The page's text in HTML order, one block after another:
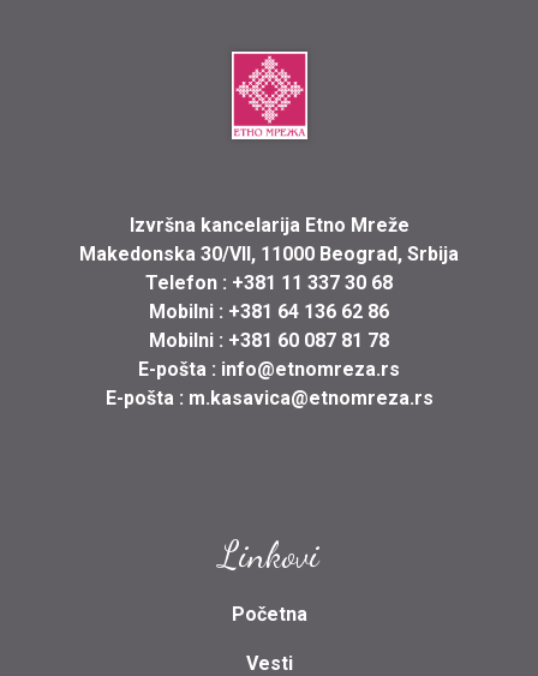
Izvršna kancelarija Etno Mreže
Makedonska 30/VII, 11000 Beograd, Srbija
Telefon : +381 11 337 30 68
Mobilni : +381 64 136 62 86
Mobilni : +381 60 087 81 78
E-pošta : info@etnomreza.rs
E-pošta : m.kasavica@etnomreza.rs
Linkovi
Početna
Vesti